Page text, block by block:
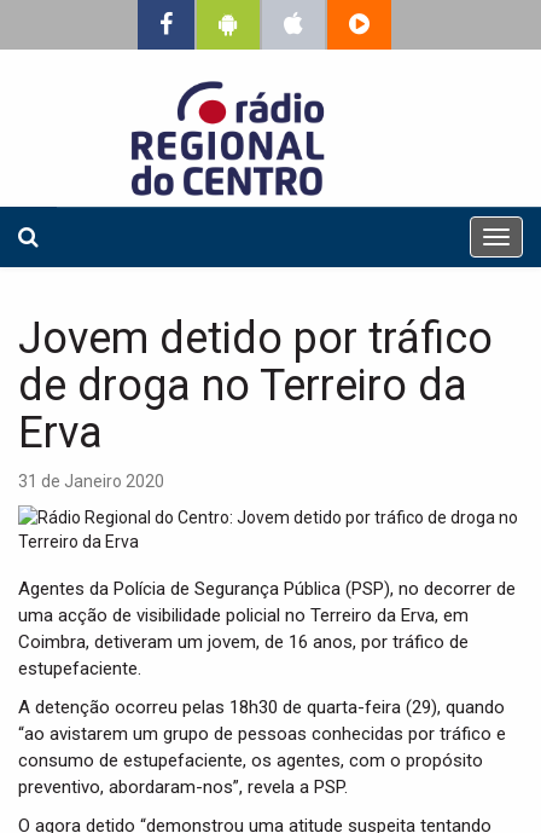
T
o
a
o
Jovem detido por tráfico
de droga no Terreiro da
Erva
31 de Janeiro 2020
Agentes da Polícia de Segurança Pública (PSP), no decorrer de
uma acção de visibilidade policial no Terreiro da Erva, em
Coimbra, detiveram um jovem, de 16 anos, por tráfico de
estupefaciente.
A detenção ocorreu pelas 18h30 de quarta-feira (29), quando
“ao avistarem um grupo de pessoas conhecidas por tráfico e
consumo de estupefaciente, os agentes, com o propósito
preventivo, abordaram-nos”, revela a PSP.
O agora detido “demonstrou uma atitude suspeita tentando